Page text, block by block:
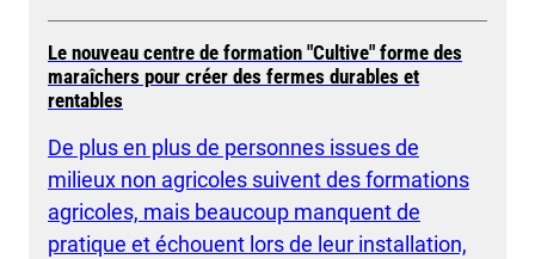
Le nouveau centre de formation "Cultive" forme des
maraîchers pour créer des fermes durables et
rentables
De plus en plus de personnes issues de
milieux non agricoles suivent des formations
agricoles, mais beaucoup manquent de
pratique et échouent lors de leur installation,